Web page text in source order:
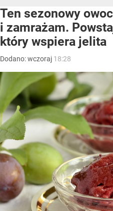
Ten sezonowy
i zamrażam.
który wspiera jelita
Dodano:wczoraj 18:28